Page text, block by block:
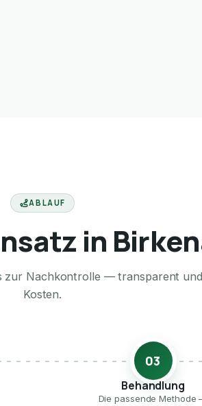
ABLAUF
in
zur Nachkontrolle — transparent
Kosten.
03
Behandlung
Die passende Methode